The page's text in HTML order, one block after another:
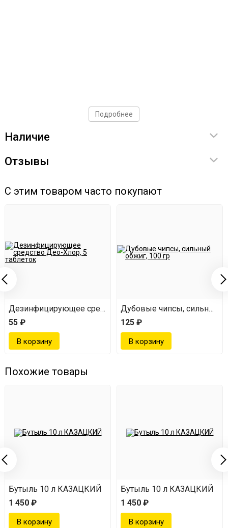
Подробнее
Наличие
Отзывы
С этим товаром часто покупают
Дезинфицирующее средство Део-Хлор, 5 таблеток
55 ₽
Дубовые чипсы, сильный
125 ₽
Похожие товары
Бутыль 10 л КАЗАЦКИЙ
1 450 ₽
Бутыль 10 л КАЗАЦКИЙ
1 450 ₽